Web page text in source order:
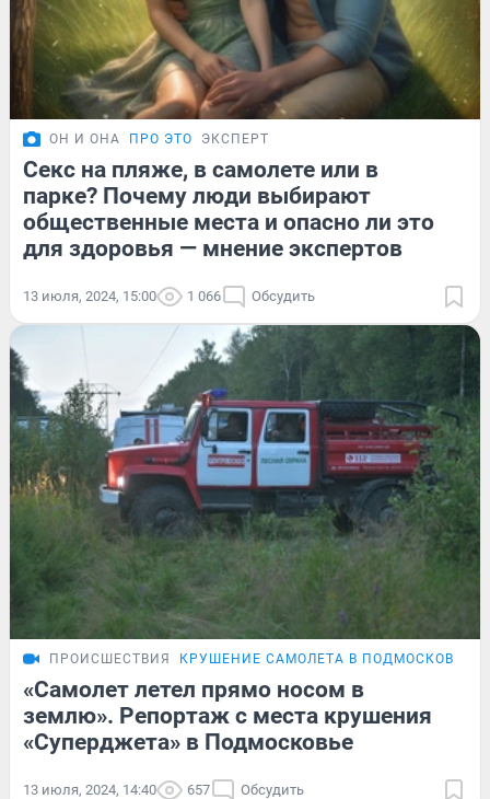
ОН И ОНА ПРО ЭТО ЭКСПЕРТ
Секс на пляже, в самолете или в
парке? Почему люди выбирают
общественные места и опасно ли это
для здоровья — мнение экспертов
13 июля, 2024, 15:00 1 066 Обсудить
ПРОИСШЕСТВИЯ КРУШЕНИЕ САМОЛЕТА В ПОДМОСКОВЬЕ
«Самолет летел прямо носом в
землю». Репортаж с места крушения
«Суперджета» в Подмосковье
13 июля, 2024, 14:40 657 Обсудить